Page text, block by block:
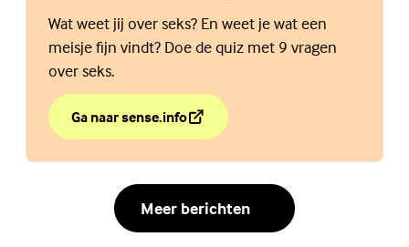
Wat weet jij over seks? En weet je wat een
meisje fijn vindt? Doe de quiz met 9 vragen
over seks.
Ga naar sense.info
over Seksquiz voor jongens
(Externe link)
Meer berichten